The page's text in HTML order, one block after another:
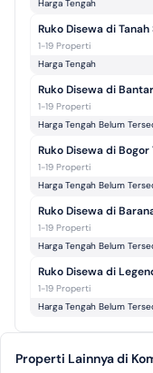
Harga Tengah
Ruko Disewa di Tanah
1-19 Properti
Harga Tengah
Ruko Disewa di
1-19 Properti
Harga Tengah Belum
Ruko Disewa di Bogor
1-19 Properti
Harga Tengah Belum
Ruko Disewa di
1-19 Properti
Harga Tengah Belum
Ruko Disewa di
1-19 Properti
Harga Tengah Belum
Properti Lainnya di